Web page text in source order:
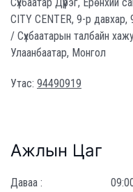
CITY CENTER, 9-р давхар,
/ Сүхбаатарын талбайн
Улаанбаатар, Монгол
Утас: 94490919
Ажлын Цаг
Даваа :